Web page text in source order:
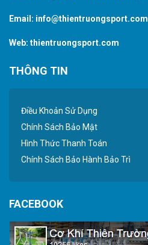
Email: info@thientruongsport.com
Web: thientruongsport.com
THÔNG TIN
Điều Khoản Sử Dụng
Chính Sách Bảo Mật
Hình Thức Thanh Toán
Chính Sách Bảo Hành Bảo Trì
FACEBOOK